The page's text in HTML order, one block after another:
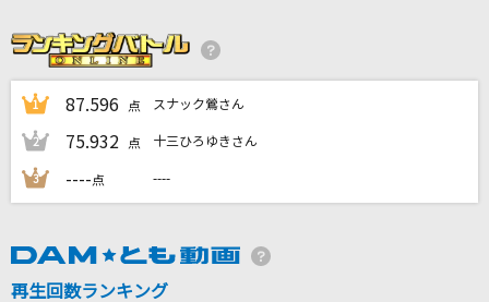
華原朋美
[生音]幸せ
カラオケ最新情報をチェック！
1 87.596 点 スナック鶯さん
2 75.932 点 十三ひろゆきさん
3 ----点 ----
再生回数ランキング